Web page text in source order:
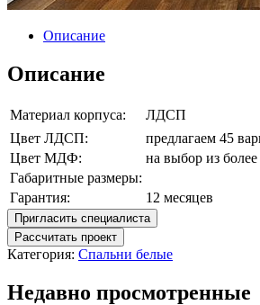
Описание
Описание
Материал корпуса:
ЛДСП
Цвет ЛДСП:
предлагаем 45
Цвет МДФ:
на выбор из
Габаритные размеры:
Гарантия:
12 месяцев
Пригласить специалиста
Рассчитать проект
Категория: Спальни белые
Недавно просмотренные